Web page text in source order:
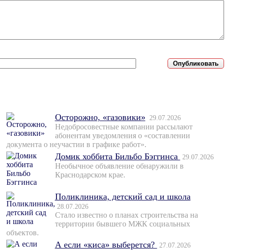
Осторожно, «газовики» 29.07.2026
Недобросовестные компании рассылают
абонентам уведомления о «составлении
документа о неучастии в графике работ».
Домик хоббита Бильбо Бэггинса 29.07.2026
Необычное объявление обнаружили в
Краснодарском крае.
Поликлиника, детский сад и школа
28.07.2026
Стало известно о планах строительства на
территории бывшего МЖК социальных
объектов.
А если «киса» выберется? 27.07.2026